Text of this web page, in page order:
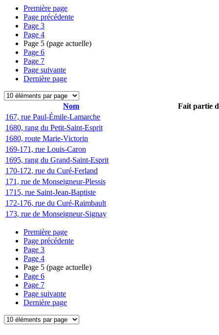
Première page
Page précédente
Page 3
Page 4
Page 5 (page actuelle)
Page 6
Page 7
Page suivante
Dernière page
Nom
Fait partie
167, rue Paul-Émile-Lamarche
1680, rang du Petit-Saint-Esprit
1680, route Marie-Victorin
169-171, rue Louis-Caron
1695, rang du Grand-Saint-Esprit
170-172, rue du Curé-Ferland
171, rue de Monseigneur-Plessis
1715, rue Saint-Jean-Baptiste
172-176, rue du Curé-Raimbault
173, rue de Monseigneur-Signay
Première page
Page précédente
Page 3
Page 4
Page 5 (page actuelle)
Page 6
Page 7
Page suivante
Dernière page